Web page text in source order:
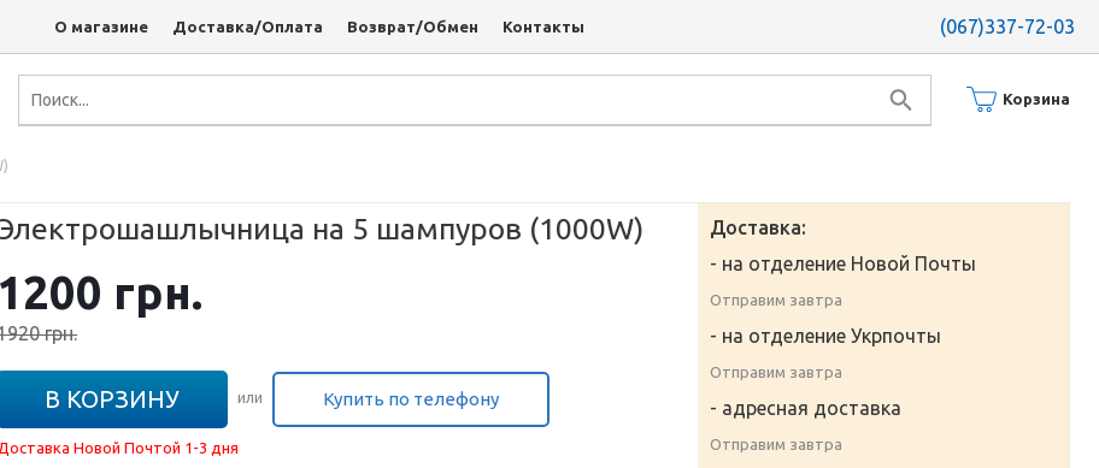
О магазине Доставка/Оплата Возврат/Обмен Контакты (067)337-72-03
Корзина
на 5 шампуров (1000W)
1200 грн.
грн.
В КОРЗИНУ или Купить по телефону
Новой Почтой 1-3 дня
Доставка:
- на отделение Новой Почты
Отправим завтра
- на отделение Укрпочты
Отправим завтра
- адресная доставка
Отправим завтра